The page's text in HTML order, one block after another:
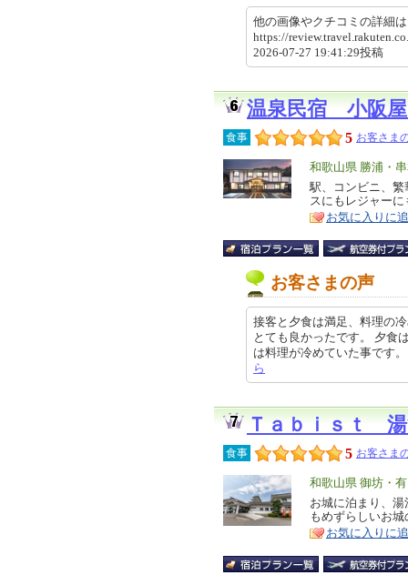
他の画像やクチコミの詳細
https://
2026-07-27 19:41:29投稿
温泉民宿 小阪
食事 5 お客さま
エ
リ
ア
和歌山県 勝浦・
特
徴
駅、コンビニ、
スにもレジャーに
お気に入りに
お客さまの声
接客と夕食は満足、料理の
とても良かったです。 夕食
は料理が冷めていた事です
ら
Ｔａｂｉｓｔ
食事 5 お客さま
エ
リ
ア
和歌山県 御坊・
特
徴
お城に泊まり、
もめずらしいお
お気に入りに